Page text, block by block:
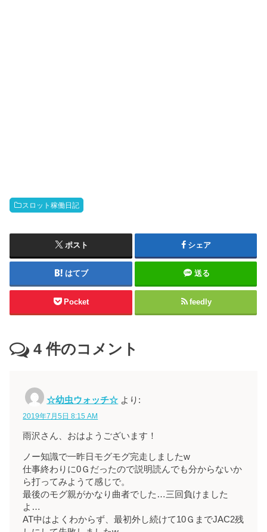
スロット稼働日記
ポスト シェア
はてブ 送る
Pocket feedly
4 件のコメント
☆幼虫ウォッチ☆ より:
2019年7月5日 8:15 AM
雨沢さん、おはようございます！
ノー知識で一昨日モグモグ完走しましたw
仕事終わりに0Ｇだったので説明読んでも分からないか
ら打ってみようて感じで。
最後のモグ親がかなり曲者でした…三回負けました
よ…
AT中はよくわからず、最初外し続けて10ＧまでJAC2残